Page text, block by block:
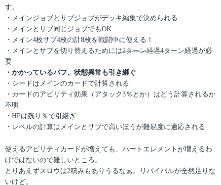
す。
・メインジョブとサブジョブがデッキ編集で決められる
・メインとサブ同じジョブでもOK
・メイン4枚サブ4枚の計8枚を戦闘中に使える！
・メインとサブを切り替えるためには2ターン経過4ターン経過が必
要
・かかっているバフ、状態異常も引き継ぐ
・シードはメインのカードで計算される
・カードのアビリティ効果（アタック3％とか）はどう計算されるか
不明
・HPは残り％で引継ぎ
・レベルの計算はメインとサブで高いほうが難易度に適応される
使えるアビリティカードが増えても、ハートエレメントが増えるわ
けではないので難しいところ。
とりあえずスロウは2積みもありうるなぁ。リバイバルが全然足りな
いけど。